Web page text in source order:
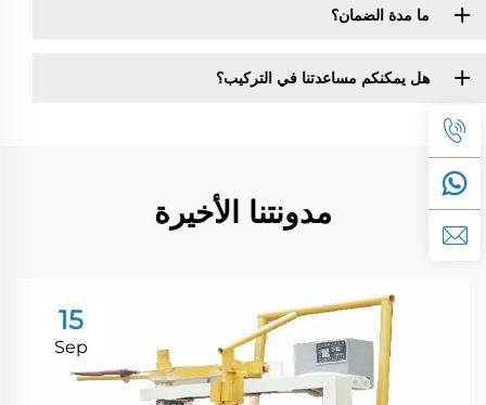
ما مدة الضمان؟
هل يمكنكم مساعدتنا في التركيب؟
مدونتنا الأخيرة
15
Sep